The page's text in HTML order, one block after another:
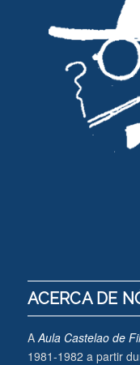
ACERCA DE
A Aula Castelao de
1981-1982 a partir